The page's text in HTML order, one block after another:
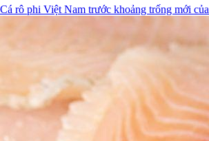
Cá rô phi Việt Nam trước khoảng trống mới